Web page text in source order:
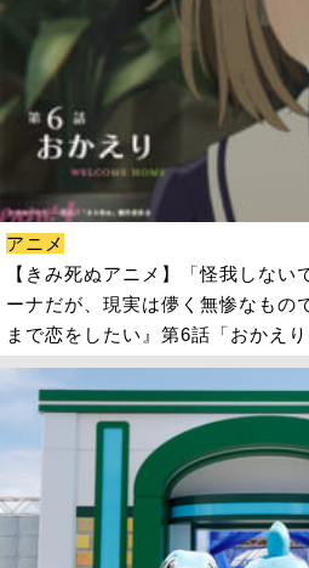
アニメ
【きみ死ぬアニメ】「怪我しない
ーナだが、現実は儚く無惨なも
まで恋をしたい』第6話「おかえ